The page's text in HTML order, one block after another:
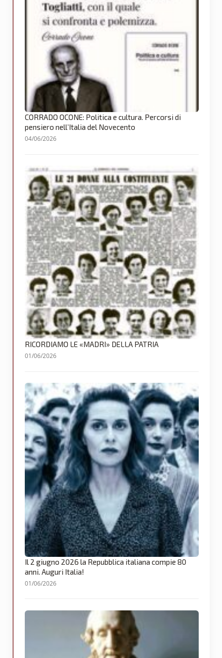
CORRADO OCONE: Politica e cultura. Percorsi di
pensiero nell’Italia del Novecento
04/06/2026
RICORDIAMO LE «MADRI» DELLA PATRIA
01/06/2026
Il 2 giugno 2026 la Repubblica italiana compie 80
anni. Auguri Italia!
01/06/2026